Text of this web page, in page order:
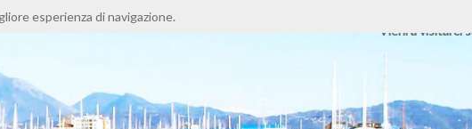
esperienza di navigazione.
Vieni a visitarci